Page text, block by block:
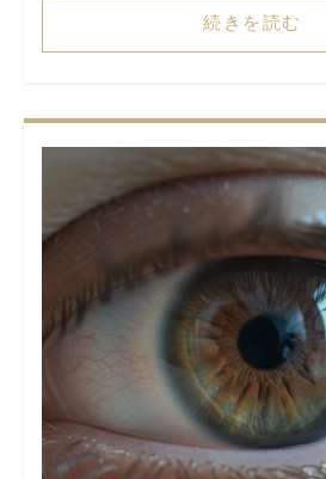
続きを読む